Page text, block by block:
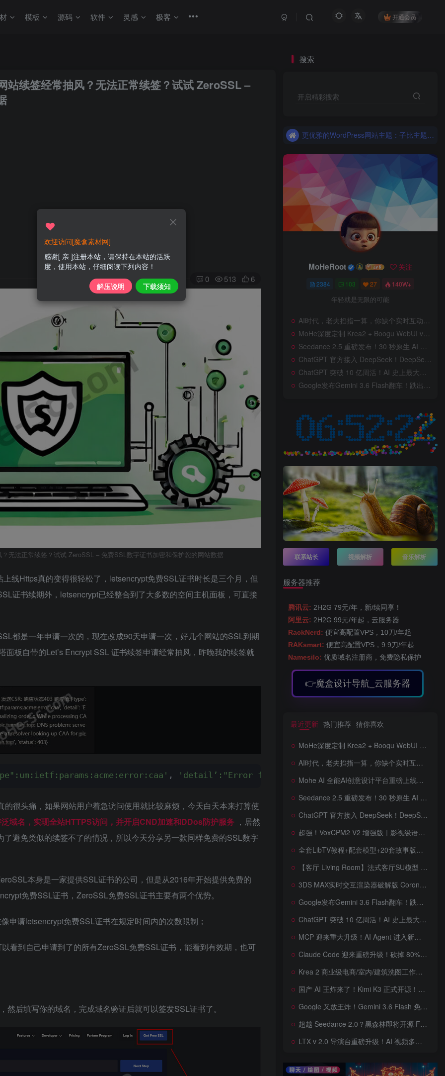
模板 源码 软件 灵感 极客 开通会员
续签经常抽风？无法正常续签？试试 ZeroSSL –
0 513 6
无法正常续签？试试 ZeroSSL – 免费SSL数字证书加密和保护您的网站数据
线Https真的变得很轻松了，letsencrypt免费SSL证书时长是三个月，但
证书续期外，letsencrypt已经整合到了大多数的空间主机面板，可直接
都是一年申请一次的，现在改成90天申请一次，好几个网站的SSL到期
板自带的Let’s Encrypt SSL 证书续签申请经常抽风，昨晚我的续签就
, 'detail’:"Error finalizing order :: While processing
很头痛，如果网站用户着急访问使用就比较麻烦，今天白天本来打算使
域名，实现全站HTTPS访问，并开启CND加速和DDos防护服务 ，居然
避免类似的续签不了的情况，所以今天分享另一款同样免费的SSL数字
本身是一家提供SSL证书的公司，但是从2016年开始提供免费的
免费SSL证书，ZeroSSL免费SSL证书主要有两个优势。
申请letsencrypt免费SSL证书在规定时间内的次数限制；
看到自己申请到了的所有ZeroSSL免费SSL证书，能看到有效期，也可
然后填写你的域名，完成域名验证后就可以签发SSL证书了。
搜索
开启精彩搜索
更优雅的WordPress网站主题：子比主题！全面开启
更优雅的WordPress网站主题：子比主题！全面开启
MoHeRoot 关注
2384 103 27 140W+
年轻就是无限的可能
AI时代，老夫掐指一算，你缺个实时互动的 AI 赛博女友！无需 API、完全免费、实时语音互动，零延迟打造专属 AI 数字女友，附本地部署教程！
MoHe深度定制 Krea2 + Boogu WebUI v2.0 重磅发布！专为 AI 室内设计师打造，一键切换定制工作流，彻底告别 ComfyUI 复杂节点，一键生图！
Seedance 2.5 重磅发布！30 秒原生 AI 视频、50 个多模态参考、原位编辑全上线，告别抽卡盲盒，AI 视频正式进入导演时代！
ChatGPT 官方接入 DeepSeek！DeepSeek V4 Flash 0731 重磅开源发布！AI 编程能力全面升级，支持识图、支持 Responses API，本地部署全攻略！
ChatGPT 突破 10 亿周活！AI 史上最大用户奇迹背后，OpenAI 正面对一场百亿美元级商业挑战
Google发布Gemini 3.6 Flash翻车！跌出全球智能榜前十！Google 新模型遭遇口碑争议，附个人一些使用体验——变慢/降智/弱智，Gemini现在真的是一团糟，Google版豆包！
联系站长 视频解析 音乐解析
服务器推荐
腾讯云: 2H2G 79元/年，新/续同享！
阿里云: 2H2G 99元/年起，云服务器
RackNerd: 便宜高配置VPS，10刀/年起
RAKsmart: 便宜高配置VPS，9.9刀/年起
Namesilo: 优质域名注册商，免费隐私保护
👉魔盒设计导航_云服务器
最近更新 热门推荐 猜你喜欢
MoHe深度定制 Krea2 + Boogu WebUI v2.0 重磅发布！专为 AI 室内设计师打造，一键切换定制工作流，彻底告别 ComfyUI 复杂节点，一键生图！
AI时代，老夫掐指一算，你缺个实时互动的 AI 赛博女友！无需 API、完全免费、实时语音互动，零延迟打造专属 AI 数字女友，附本地部署教程！
Mohe AI 全能AI创意设计平台重磅上线！一站式AI提示词词库·对话·绘画·画廊·推流AI创意神器与AIGC展示平台系统全面升级！
Seedance 2.5 重磅发布！30 秒原生 AI 视频、50 个多模态参考、原位编辑全上线，告别抽卡盲盒，AI 视频正式进入导演时代！
ChatGPT 官方接入 DeepSeek！DeepSeek V4 Flash 0731 重磅开源发布！AI 编程能力全面升级，支持识图、支持 Responses API，本地部署全攻略！
超强！VoxCPM2 V2 增强版｜影视级语音克隆，音色永久保存，文字转语音+AI声音克隆+方言 + ai语音设计+多人对话 + 字幕全搞定
全套LibTV教程+配套模型+20套故事版参考(含提示词)轻松学会AI短剧制作，全套教程走过路过不要错过想在家里赚钱的就学习起来
【客厅 Living Room】法式客厅SU模型 French-style living room SketchUp model
3DS MAX实时交互渲染器破解版 Corona Render 15 Hotfix 2 For 3ds Max 2018 ~ 2027 Win + 离线材质预设库
Google发布Gemini 3.6 Flash翻车！跌出全球智能榜前十！Google 新模型遭遇口碑争议，附个人一些使用体验——变慢/降智/弱智，Gemini现在真的是一团糟，Google版豆包！
ChatGPT 突破 10 亿周活！AI 史上最大用户奇迹背后，OpenAI 正面对一场百亿美元级商业挑战
MCP 迎来重大升级！AI Agent 进入新纪元，模型上下文协议全面重构，未来 AI 工具生态将被重新定义，AI工具接口进入倒计时开始！
Claude Code 迎来重磅升级！砍掉 80% 系统提示词一键瘦身优化，新增 /doctor 诊断命令，AI 编程效率再次提升
Krea 2 商业级电商/室内/建筑洗图工作流首次公开！三套工作流 + 三档预设 + JSON 反推，RAW、Turbo、Depth、4 倍增强一次学会
国产 AI 王炸来了！Kimi K3 正式开源！免费下载全球最大 2.8 万亿参数模型，国产开源 AI 首次逼近闭源天花板
Google 又放王炸！Gemini 3.6 Flash 免费开放，AI 编程、Agent 能力暴涨，开发者必体验的新一代 AI 模型，性能再次刷新纪录
超越 Seedance 2.0？黑森林即将开源 FLUX 3 Dev！Self-Flow 世界模型首次曝光，20 秒音画同步 AI 视频时代来了！
LTX v 2.0 导演台重磅升级！AI 视频多角色、多场景、多参考控制全面增强生成来了，角色一致性暴涨，终于像电影一样可控，一键打造电影级AI 短片
欢迎访问[魔盒素材网]
感谢[ 亲 ]注册本站，请保持在本站的活跃
度，使用本站，仔细阅读下列内容！
解压说明 下载须知